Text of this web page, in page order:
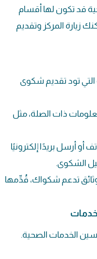
قد تكون لها أقسام
زيارة المركز وتقديم
تود تقديم شكوى
ذات الصلة، مثل
أو أرسل بريدًا إلكترونيًا
الشكوى.
تدعم شكواك، قُدِّمها
الخدمات الصحية.